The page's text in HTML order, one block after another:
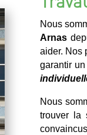
Nous
Arnas
aider. Nos
garantir
Nous
trouver la